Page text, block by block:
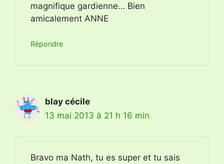
magnifique gardienne… Bien
amicalement ANNE
Répondre
blay cécile
13 mai 2013 à 21 h 16 min
Bravo ma Nath, tu es super et tu sais